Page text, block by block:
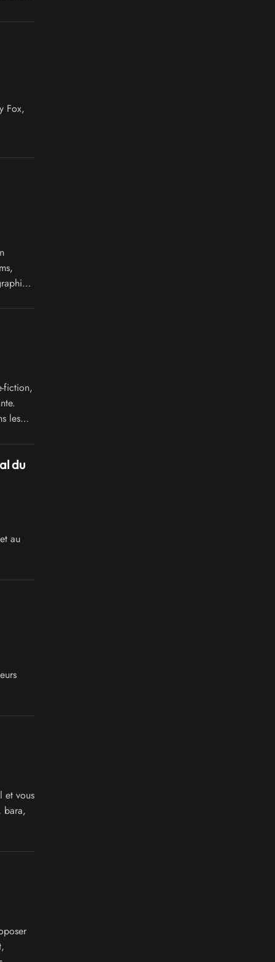
Fox,
fiction,
les
du
au
et vous
bara,